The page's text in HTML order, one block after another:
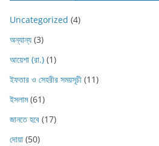
Uncategorized (4)
অন্যান্য (3)
আয়েশা (রা.) (1)
ইফতার ও সেহরীর সময়সূচী (11)
ইসলাম(61)
জানতে হবে (17)
দোয়া (50)